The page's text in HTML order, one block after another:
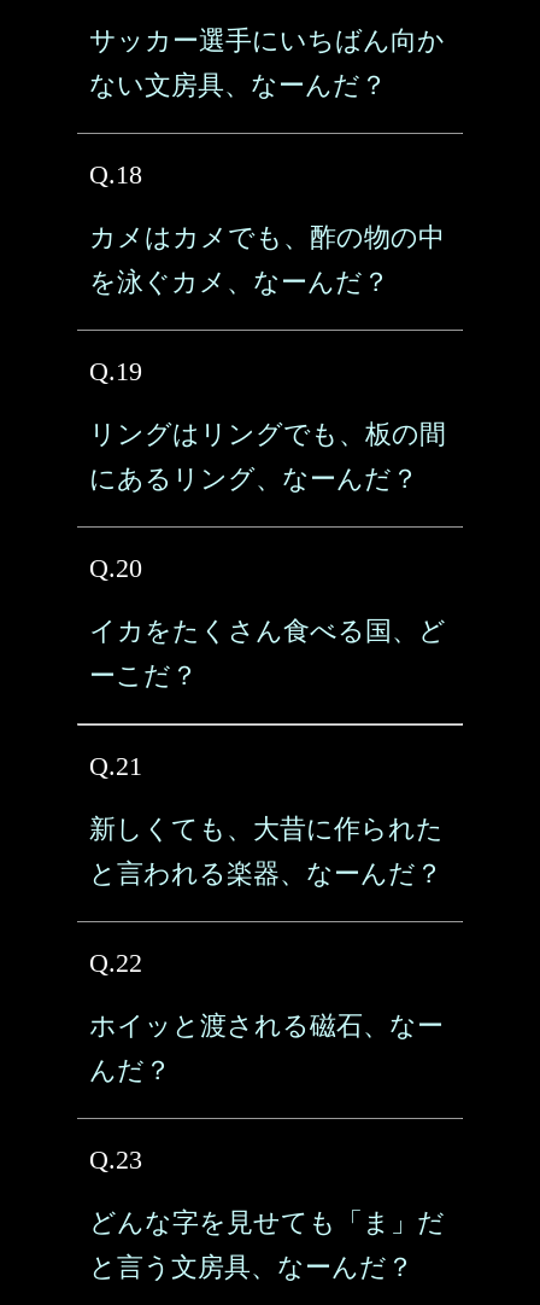
サッカー選手にいちばん向か
ない文房具、なーんだ？
Q.18
カメはカメでも、酢の物の中
を泳ぐカメ、なーんだ？
Q.19
リングはリングでも、板の間
にあるリング、なーんだ？
Q.20
イカをたくさん食べる国、ど
ーこだ？
Q.21
新しくても、大昔に作られた
と言われる楽器、なーんだ？
Q.22
ホイッと渡される磁石、なー
んだ？
Q.23
どんな字を見せても「ま」だ
と言う文房具、なーんだ？